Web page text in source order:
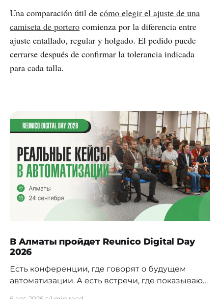
Una comparación útil de cómo elegir el ajuste de una
camiseta de portero comienza por la diferencia entre
ajuste entallado, regular y holgado. El pedido puede
cerrarse después de confirmar la tolerancia indicada
para cada talla.
В Алматы пройдет Reunico Digital Day
2026
Есть конференции, где говорят о будущем
автоматизации. А есть встречи, где показывают,